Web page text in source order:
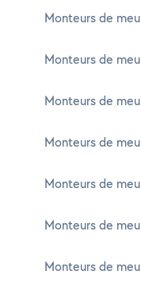
Monteurs de
Monteurs de
Monteurs de
Monteurs de
Monteurs de
Monteurs de
Monteurs de